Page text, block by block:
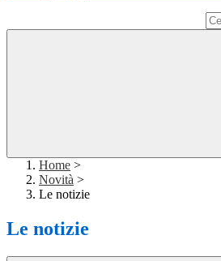
Home >
Novità >
Le notizie
Le notizie